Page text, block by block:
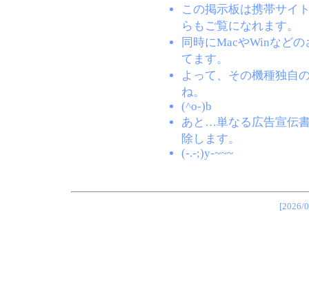
この掲示板は携帯サイ
らもご覧になれます。
同時にMacやWinなど
てます。
よって、その機種独自
ね。
(^o-)b
あと…単なる広告宣伝
除します。
(-.-;)y-~~~
[2026/